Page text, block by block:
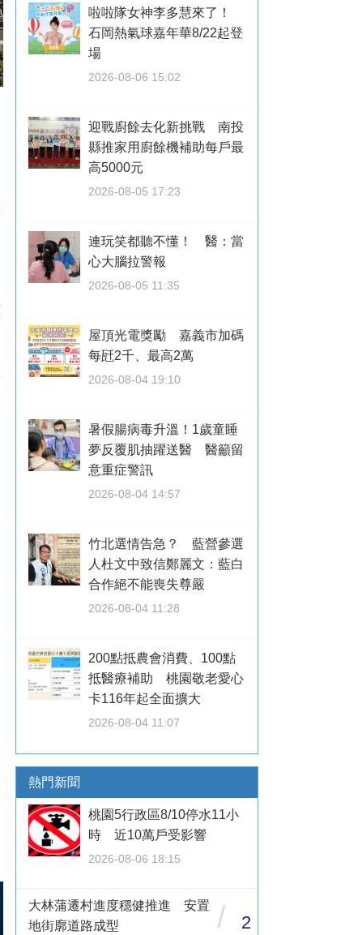
啦啦隊女神李多慧來了！
石岡熱氣球嘉年華8/22起登
場
2026-08-06 15:02
迎戰廚餘去化新挑戰 南投
縣推家用廚餘機補助每戶最
高5000元
2026-08-05 17:23
連玩笑都聽不懂！ 醫：當
心大腦拉警報
2026-08-05 11:35
屋頂光電獎勵 嘉義市加碼
每瓩2千、最高2萬
2026-08-04 19:10
暑假腸病毒升溫！1歲童睡
夢反覆肌抽躍送醫 醫籲留
意重症警訊
2026-08-04 14:57
竹北選情告急？ 藍營參選
人杜文中致信鄭麗文：藍白
合作絕不能喪失尊嚴
2026-08-04 11:28
200點抵農會消費、100點
抵醫療補助 桃園敬老愛心
卡116年起全面擴大
2026-08-04 11:07
熱門新聞
桃園5行政區8/10停水11小
時 近10萬戶受影響
2026-08-06 18:15
大林蒲遷村進度穩健推進 安置
地街廓道路成型
/ 2